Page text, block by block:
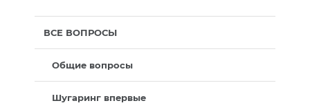
ВСЕ ВОПРОСЫ
Общие вопросы
Шугаринг впервые